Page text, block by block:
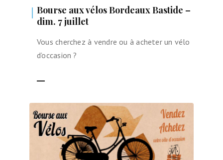
Bourse aux vélos Bordeaux Bastide –
dim. 7 juillet
Vous cherchez à vendre ou à acheter un vélo
d’occasion ?